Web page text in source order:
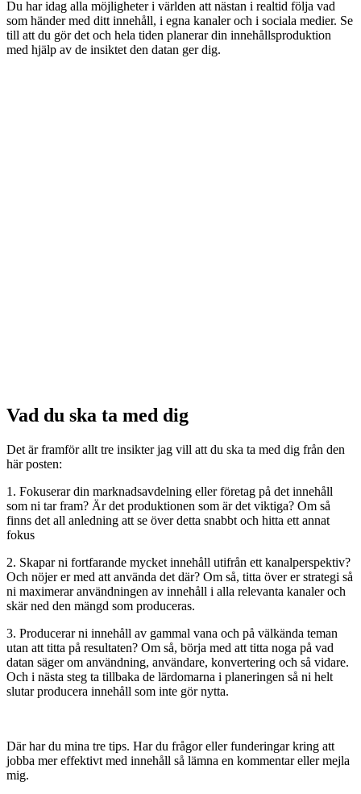
Du har idag alla möjligheter i världen att nästan i realtid följa vad
som händer med ditt innehåll, i egna kanaler och i sociala medier. Se
till att du gör det och hela tiden planerar din innehållsproduktion
med hjälp av de insiktet den datan ger dig.
Vad du ska ta med dig
Det är framför allt tre insikter jag vill att du ska ta med dig från den
här posten:
1. Fokuserar din marknadsavdelning eller företag på det innehåll
som ni tar fram? Är det produktionen som är det viktiga? Om så
finns det all anledning att se över detta snabbt och hitta ett annat
fokus
2. Skapar ni fortfarande mycket innehåll utifrån ett kanalperspektiv?
Och nöjer er med att använda det där? Om så, titta över er strategi så
ni maximerar användningen av innehåll i alla relevanta kanaler och
skär ned den mängd som produceras.
3. Producerar ni innehåll av gammal vana och på välkända teman
utan att titta på resultaten? Om så, börja med att titta noga på vad
datan säger om användning, användare, konvertering och så vidare.
Och i nästa steg ta tillbaka de lärdomarna i planeringen så ni helt
slutar producera innehåll som inte gör nytta.
Där har du mina tre tips. Har du frågor eller funderingar kring att
jobba mer effektivt med innehåll så lämna en kommentar eller mejla
mig.